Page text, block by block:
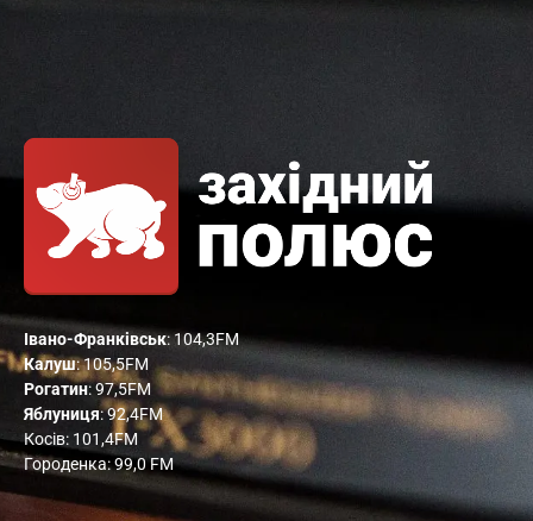
Івано-Франківськ: 104,3FM
Калуш: 105,5FM
Рогатин: 97,5FM
Яблуниця: 92,4FM
Косів: 101,4FM
Городенка: 99,0 FM